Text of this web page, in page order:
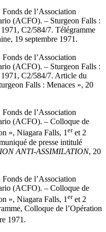
de l’Association
(ACFO). – Sturgeon Falls :
C2/584/7. Télégramme
19 septembre 1971.
de l’Association
(ACFO). – Sturgeon Falls :
C2/584/7. Article du
Falls : Menaces », 20
de l’Association
(ACFO). – Colloque de
», Niagara Falls, 1eret 2
de presse intitulé
ANTI-ASSIMILATION, 20
de l’Association
(ACFO). – Colloque de
», Niagara Falls, 1 eret 2
Colloque de l’Opération
1971.